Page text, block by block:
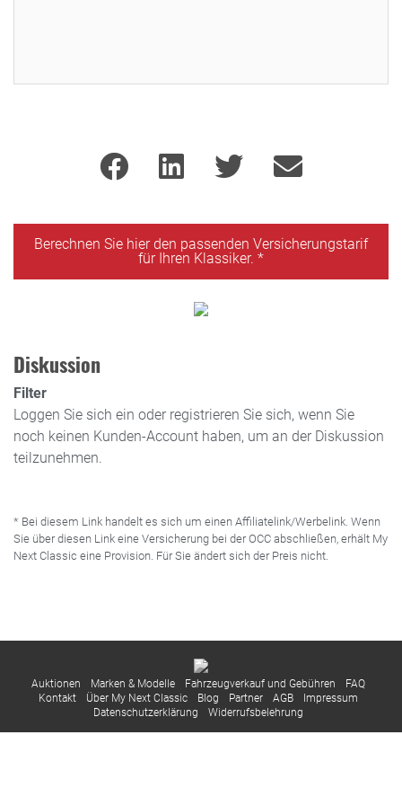
Berechnen Sie hier den passenden Versicherungstarif
für Ihren Klassiker. *
Diskussion
Filter
Loggen Sie sich ein oder registrieren Sie sich, wenn Sie
noch keinen Kunden-Account haben, um an der Diskussion
teilzunehmen.
* Bei diesem Link handelt es sich um einen Affiliatelink/Werbelink. Wenn
Sie über diesen Link eine Versicherung bei der OCC abschließen, erhält My
Next Classic eine Provision. Für Sie ändert sich der Preis nicht.
Auktionen Marken & Modelle Fahrzeugverkauf und Gebühren
FAQ
Kontakt
Über My Next Classic Blog Partner AGB
Impressum
Datenschutzerklärung
Widerrufsbelehrung